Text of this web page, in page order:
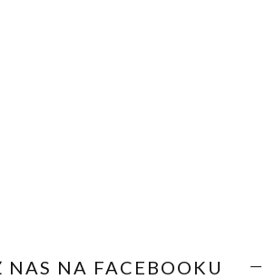
NAS NA FACEBOOKU